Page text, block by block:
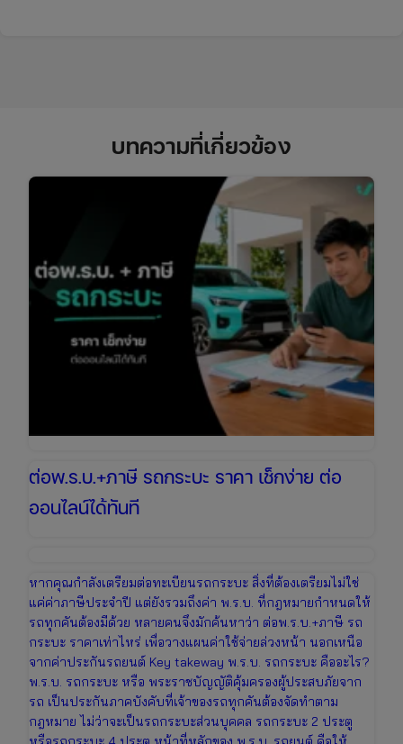
บทความที่เกี่ยวข้อง
ต่อพ.ร.บ.+ภาษี รถกระบะ ราคา เช็กง่าย ต่อ
ออนไลน์ได้ทันที
หากคุณกำลังเตรียมต่อทะเบียนรถกระบะ สิ่งที่ต้องเตรียมไม่ใช่
แค่ค่าภาษีประจำปี แต่ยังรวมถึงค่า พ.ร.บ. ที่กฎหมายกำหนดให้
รถทุกคันต้องมีด้วย หลายคนจึงมักค้นหาว่า ต่อพ.ร.บ.+ภาษี รถ
กระบะ ราคาเท่าไหร่ เพื่อวางแผนค่าใช้จ่ายล่วงหน้า นอกเหนือ
จากค่าประกันรถยนต์ Key takeway พ.ร.บ. รถกระบะ คืออะไร?
พ.ร.บ. รถกระบะ หรือ พระราชบัญญัติคุ้มครองผู้ประสบภัยจาก
รถ เป็นประกันภาคบังคับที่เจ้าของรถทุกคันต้องจัดทำตาม
กฎหมาย ไม่ว่าจะเป็นรถกระบะส่วนบุคคล รถกระบะ 2 ประตู